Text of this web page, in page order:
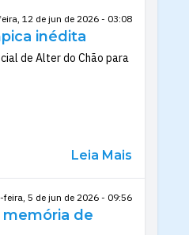
12 de jun de 2026 - 03:08
inédita
de Alter do Chão para
Leia Mais
feira, 5 de jun de 2026 - 09:56
de